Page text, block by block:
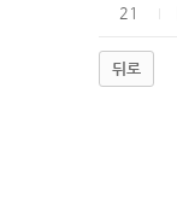
21
뒤로